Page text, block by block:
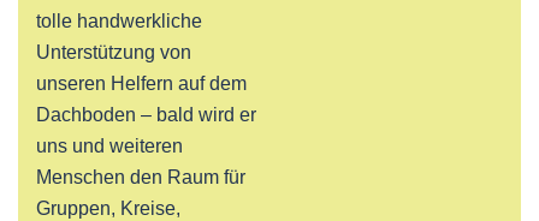
tolle handwerkliche
Unterstützung von
unseren Helfern auf dem
Dachboden – bald wird er
uns und weiteren
Menschen den Raum für
Gruppen, Kreise,